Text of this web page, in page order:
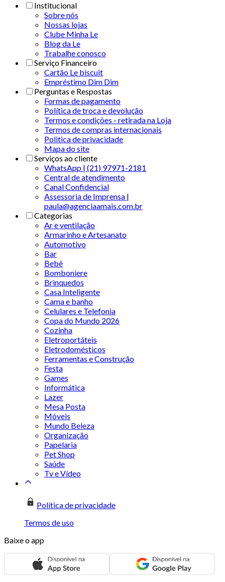
Institucional
Sobre nós
Nossas lojas
Clube Minha Le
Blog da Le
Trabalhe conosco
Serviço Financeiro
Cartão Le biscuit
Empréstimo Dim Dim
Perguntas e Respostas
Formas de pagamento
Política de troca e devolução
Termos e condições - retirada na Loja
Termos de compras internacionais
Politica de privacidade
Mapa do site
Serviços ao cliente
WhatsApp | (21) 97971-2181
Central de atendimento
Canal Confidencial
Assessoria de Imprensa |
paula@agenciaamais.com.br
Categorias
Ar e ventilação
Armarinho e Artesanato
Automotivo
Bar
Bebê
Bomboniere
Brinquedos
Casa Inteligente
Cama e banho
Celulares e Telefonia
Copa do Mundo 2026
Cozinha
Eletroportáteis
Eletrodomésticos
Ferramentas e Construção
Festa
Games
Informática
Lazer
Mesa Posta
Móveis
Mundo Beleza
Organização
Papelaria
Pet Shop
Saúde
Tv e Vídeo
Política de privacidade
Termos de uso
Baixe o app